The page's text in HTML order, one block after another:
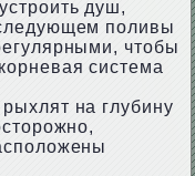
душ,
поливы
чтобы
система
на глубину